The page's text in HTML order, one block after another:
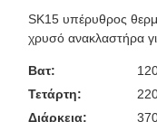
SK15 υπέρυθρος
χρυσό ανακλαστήρα
Βατ:
Τετάρτη:
Διάρκεια: